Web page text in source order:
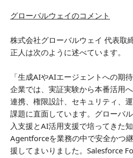
グローバルウェイのコメント
株式会社グローバルウェイ 代表取
正人は次のように述べています。
「生成AIやAIエージェントへの期
企業では、実証実験から本番活用
連携、権限設計、セキュリティ、
課題に直面しています。グローバ
入支援とAI活用支援で培ってきた
Agentforceを業務の中で安全かつ
援してまいりました。Salesforce